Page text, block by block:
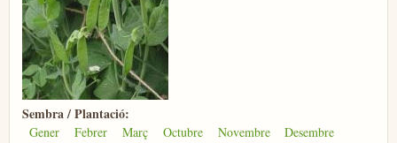
Sembra / Plantació:
Gener Febrer Març Octubre Novembre Desembre